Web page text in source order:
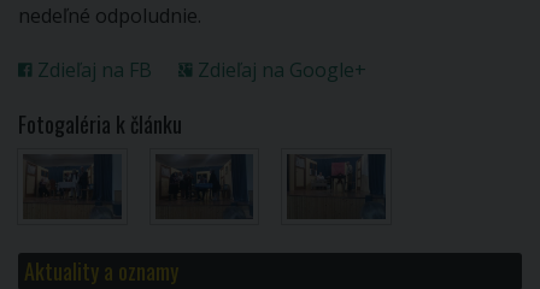
nedeľné odpoludnie.
Zdieľaj na FB Zdieľaj na Google+
Fotogaléria k článku
Aktuality a oznamy